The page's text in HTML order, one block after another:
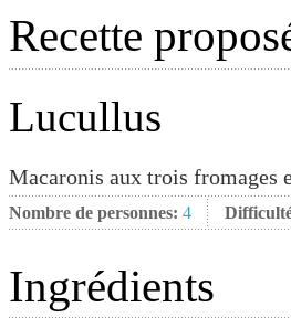
Recette
Lucullus
Macaronis aux trois fromages
Nombre de personnes: 4
Ingrédients